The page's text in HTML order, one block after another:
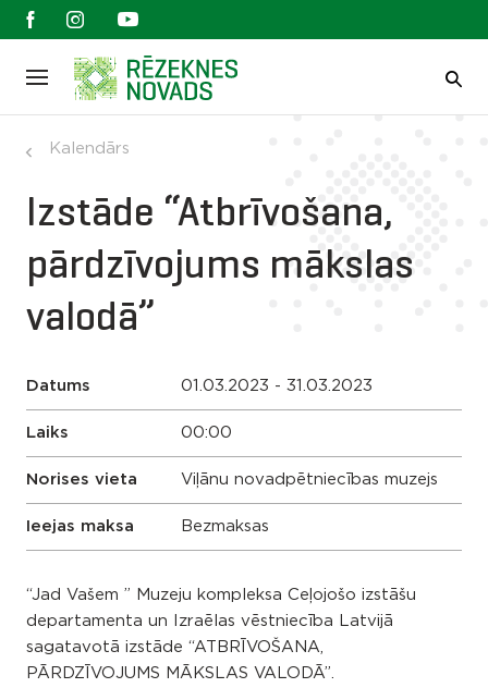
Kalendārs
Izstāde “Atbrīvošana,
pārdzīvojums mākslas
valodā”
Datums 01.03.2023 - 31.03.2023
Laiks 00:00
Norises vieta Viļānu novadpētniecības muzejs
Ieejas maksa Bezmaksas
“Jad Vašem ” Muzeju kompleksa Ceļojošo izstāšu
departamenta un Izraēlas vēstniecība Latvijā
sagatavotā izstāde “ATBRĪVOŠANA,
PĀRDZĪVOJUMS MĀKSLAS VALODĀ”.